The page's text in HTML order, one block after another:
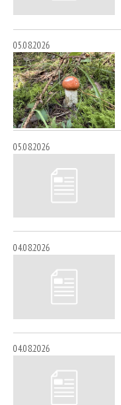
05.08.2026
05.08.2026
04.08.2026
04.08.2026